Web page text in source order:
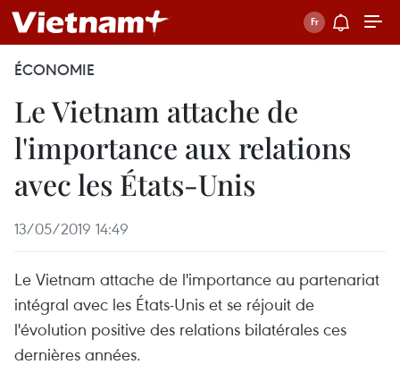
ÉCONOMIE
Le Vietnam attache de
l'importance aux relations
avec les États-Unis
13/05/2019 14:49
Le Vietnam attache de l'importance au partenariat
intégral avec les États-Unis et se réjouit de
l'évolution positive des relations bilatérales ces
dernières années.